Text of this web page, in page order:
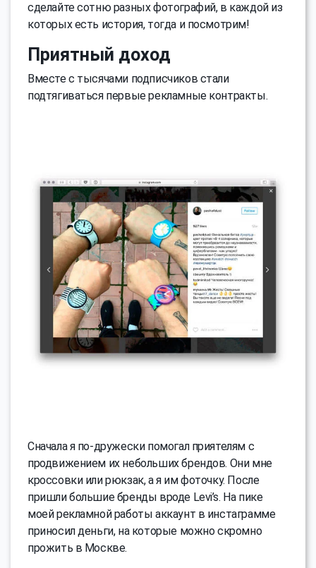
сделайте сотню разных фотографий, в каждой из
которых есть история, тогда и посмотрим!
Приятный доход
Вместе с тысячами подписчиков стали
подтягиваться первые рекламные контракты.
Сначала я по-дружески помогал приятелям с
продвижением их небольших брендов. Они мне
кроссовки или рюкзак, а я им фоточку. После
пришли большие бренды вроде Levi’s. На пике
моей рекламной работы аккаунт в инстаграмме
приносил деньги, на которые можно скромно
прожить в Москве.